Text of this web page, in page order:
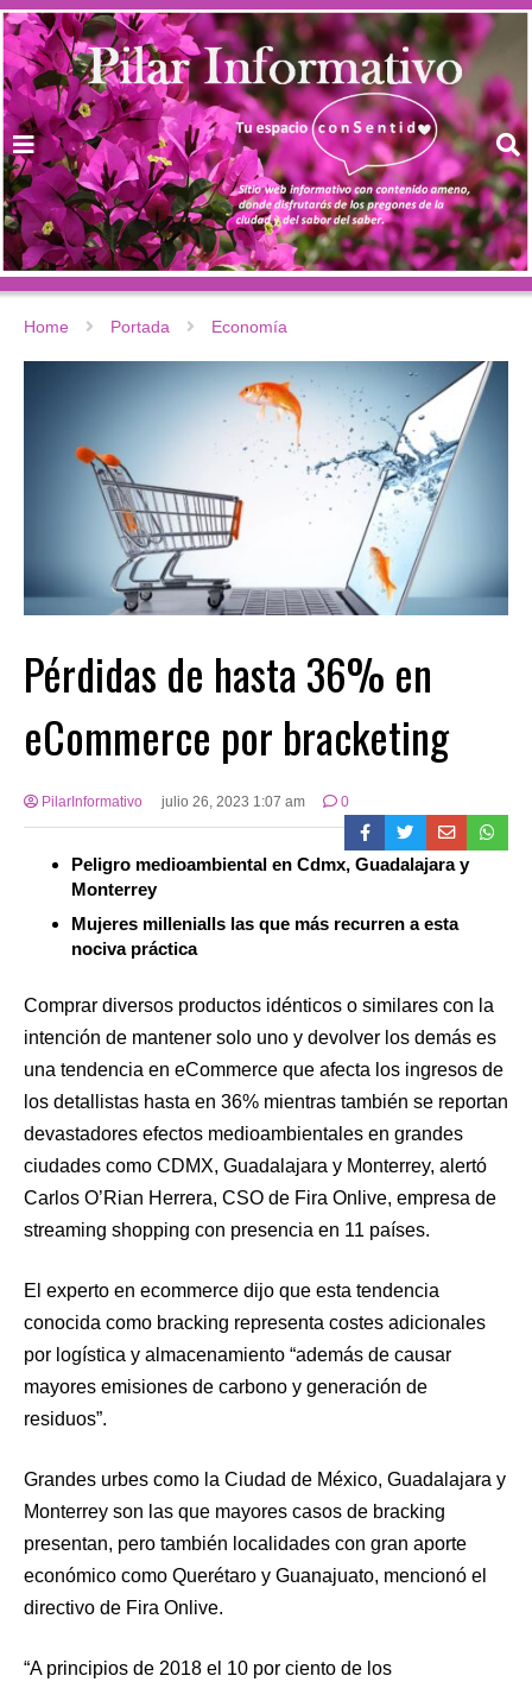
Home Portada Economía
Pérdidas de hasta 36% en
eCommerce por bracketing
PilarInformativo julio 26, 2023 1:07 am 0
Peligro medioambiental en Cdmx, Guadalajara y
Monterrey
Mujeres millenialls las que más recurren a esta
nociva práctica
Comprar diversos productos idénticos o similares con la
intención de mantener solo uno y devolver los demás es
una tendencia en eCommerce que afecta los ingresos de
los detallistas hasta en 36% mientras también se reportan
devastadores efectos medioambientales en grandes
ciudades como CDMX, Guadalajara y Monterrey, alertó
Carlos O’Rian Herrera, CSO de Fira Onlive, empresa de
streaming shopping con presencia en 11 países.
El experto en ecommerce dijo que esta tendencia
conocida como bracking representa costes adicionales
por logística y almacenamiento “además de causar
mayores emisiones de carbono y generación de
residuos”.
Grandes urbes como la Ciudad de México, Guadalajara y
Monterrey son las que mayores casos de bracking
presentan, pero también localidades con gran aporte
económico como Querétaro y Guanajuato, mencionó el
directivo de Fira Onlive.
“A principios de 2018 el 10 por ciento de los